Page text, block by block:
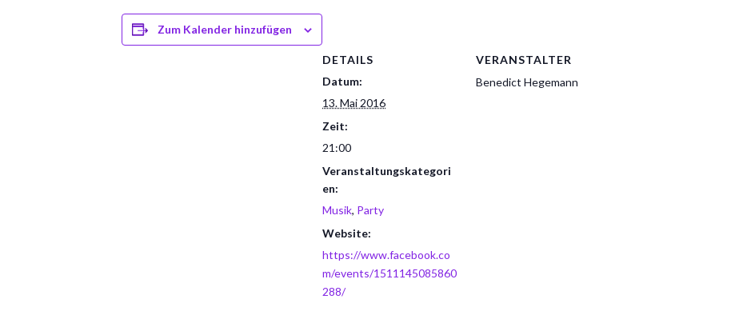
Zum Kalender hinzufügen
DETAILS
Datum:
13. Mai 2016
Zeit:
21:00
Veranstaltungskategori
en:
Musik, Party
Website:
https://www.facebook.co
m/events/1511145085860
288/
VERANSTALTER
Benedict Hegemann